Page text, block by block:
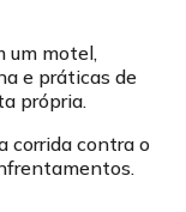
um motel,
e práticas de
própria.
corrida contra o